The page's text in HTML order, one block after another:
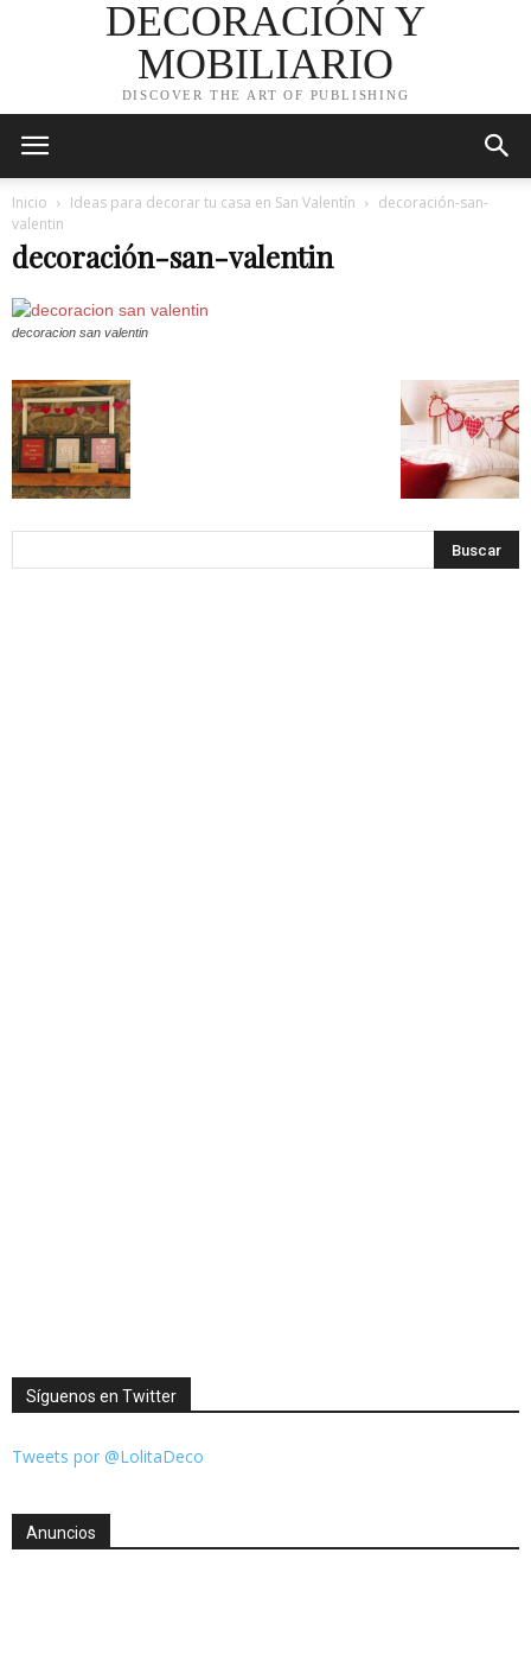
DECORACIÓN Y
MOBILIARIO
DISCOVER THE ART OF PUBLISHING
Inicio Ideas para decorar tu casa en San Valentín
decoración-san-
valentin
decoración-san-valentin
decoracion san valentin
Síguenos en Twitter
Tweets por @LolitaDeco
Anuncios